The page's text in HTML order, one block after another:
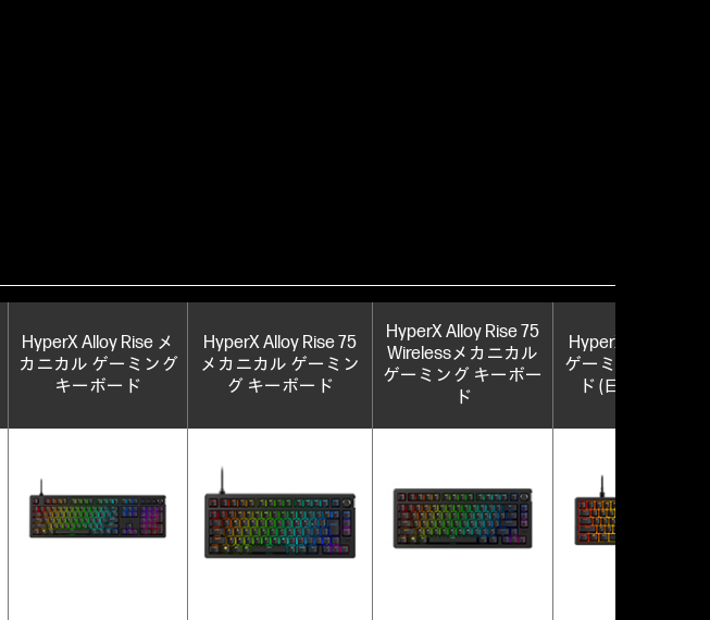
HyperX Alloy Rise メ
カニカル ゲーミング
キーボード
HyperX Alloy Rise 75
メカニカル ゲーミン
グ キーボード
HyperX Alloy Rise 75
Wirelessメカニカル
ゲーミング キーボー
ド
HyperX Origins 2
ゲーミングキーボ
ド (日本語配列）